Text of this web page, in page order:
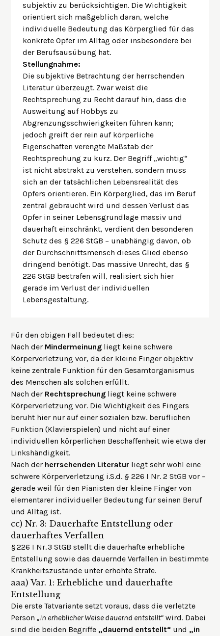
subjektiv zu berücksichtigen. Die Wichtigkeit
orientiert sich maßgeblich daran, welche
individuelle Bedeutung das Körperglied für das
konkrete Opfer im Alltag oder insbesondere bei
der Berufsausübung hat.
Stellungnahme:
Die subjektive Betrachtung der herrschenden
Literatur überzeugt. Zwar weist die
Rechtsprechung zu Recht darauf hin, dass die
Ausweitung auf Hobbys zu
Abgrenzungsschwierigkeiten führen kann;
jedoch greift der rein auf körperliche
Eigenschaften verengte Maßstab der
Rechtsprechung zu kurz. Der Begriff „wichtig“
ist nicht abstrakt zu verstehen, sondern muss
sich an der tatsächlichen Lebensrealität des
Opfers orientieren. Ein Körperglied, das im Beruf
zentral gebraucht wird und dessen Verlust das
Opfer in seiner Lebensgrundlage massiv und
dauerhaft einschränkt, verdient den besonderen
Schutz des § 226 StGB – unabhängig davon, ob
der Durchschnittsmensch dieses Glied ebenso
dringend benötigt. Das massive Unrecht, das §
226 StGB bestrafen will, realisiert sich hier
gerade im Verlust der individuellen
Lebensgestaltung.
Für den obigen Fall bedeutet dies:
Nach der Mindermeinung liegt keine schwere
Körperverletzung vor, da der kleine Finger objektiv
keine zentrale Funktion für den Gesamtorganismus
des Menschen als solchen erfüllt.
Nach der Rechtsprechung liegt keine schwere
Körperverletzung vor. Die Wichtigkeit des Fingers
beruht hier nur auf einer sozialen bzw. beruflichen
Funktion (Klavierspielen) und nicht auf einer
individuellen körperlichen Beschaffenheit wie etwa der
Linkshändigkeit.
Nach der herrschenden Literatur liegt sehr wohl eine
schwere Körperverletzung i.S.d. § 226 I Nr. 2 StGB vor –
gerade weil für den Pianisten der kleine Finger von
elementarer individueller Bedeutung für seinen Beruf
und Alltag ist.
cc) Nr. 3: Dauerhafte Entstellung oder
dauerhaftes Verfallen
§ 226 I Nr. 3 StGB stellt die dauerhafte erhebliche
Entstellung sowie das dauernde Verfallen in bestimmte
Krankheitszustände unter erhöhte Strafe.
aaa) Var. 1: Erhebliche und dauerhafte
Entstellung
Die erste Tatvariante setzt voraus, dass die verletzte
Person„in erheblicher Weise dauernd entstellt“ wird. Dabei
sind die beiden Begriffe „dauernd entstellt“ und „in